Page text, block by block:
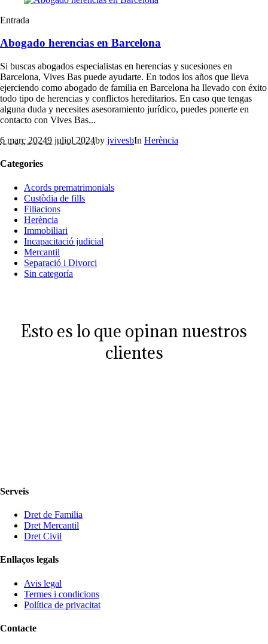
Entrada
Abogado herencias en Barcelona
Si buscas abogados especialistas en herencias y sucesiones en
Barcelona, Vives Bas puede ayudarte. En todos los años que lleva
ejerciendo como abogado de familia en Barcelona ha llevado con éxito
todo tipo de herencias y conflictos hereditarios. En caso que tengas
alguna duda y necesites asesoramiento jurídico, puedes ponerte en
contacto con Vives Bas...
6 març 20249 juliol 2024by jvivesbIn Herència
Categories
Acords prematrimonials
Custòdia de fills
Filiacions
Herència
Immobiliari
Incapacitació judicial
Mercantil
Separació i Divorci
Sin categoría
Esto es lo que opinan nuestros
clientes
Serveis
Dret de Familia
Dret Mercantil
Dret Civil
Enllaços legals
Avis legal
Termes i condicions
Política de privacitat
Contacte